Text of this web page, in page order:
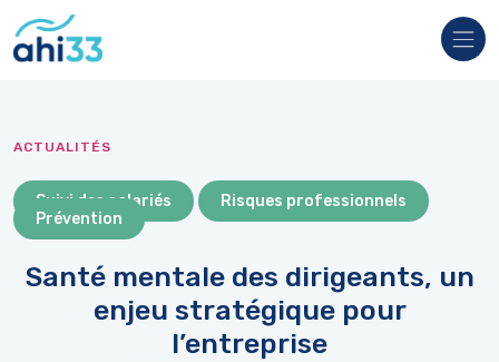
noter
Ce
système
ACTUALITÉS
Suivi des salariés
Risques professionnels
Prévention
Santé mentale des dirigeants, un
enjeu stratégique pour
l’entreprise